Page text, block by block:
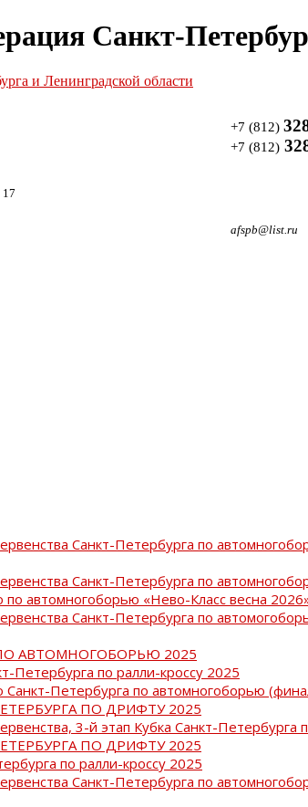
Санкт-
17
+7 (812)
+7 (812)
afspb@list.ru
Санкт-Петербурга по
Санкт-Петербурга по
автомногоборью «Нево-Класс весна
Санкт-Петербурга по
АВТОМНОГОБОРЬЮ 2025
Петербурга по ралли-кроссу 2025
Петербурга по автомногоборью
ПО ДРИФТУ 2025
3-й этап Кубка Санкт-Петербурга
ПО ДРИФТУ 2025
по ралли-кроссу 2025
Санкт-Петербурга по